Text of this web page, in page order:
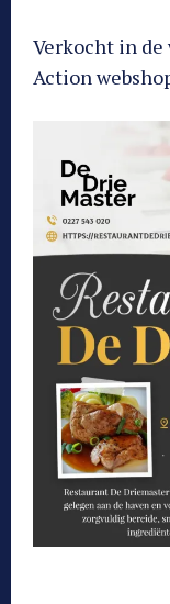
Verkocht in
Action